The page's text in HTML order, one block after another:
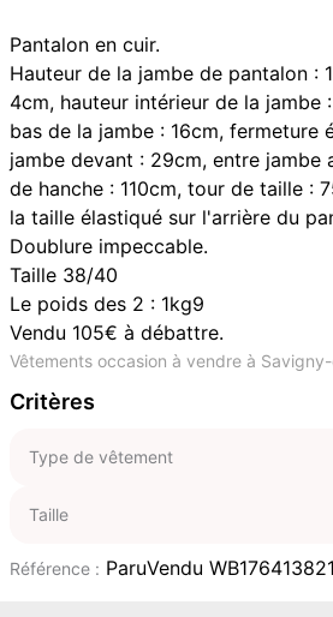
Pantalon en cuir.
Hauteur de la jambe de pantalon :
4cm, hauteur intérieur de la jambe
bas de la jambe : 16cm, fermeture
jambe devant : 29cm, entre jambe
de hanche : 110cm, tour de taille :
la taille élastiqué sur l'arrière du
Doublure impeccable.
Taille 38/40
Le poids des 2 : 1kg9
Vendu 105€ à débattre.
Vêtements occasion à vendre à
Critères
Type de vêtement
Taille
Référence : ParuVendu WB176413821